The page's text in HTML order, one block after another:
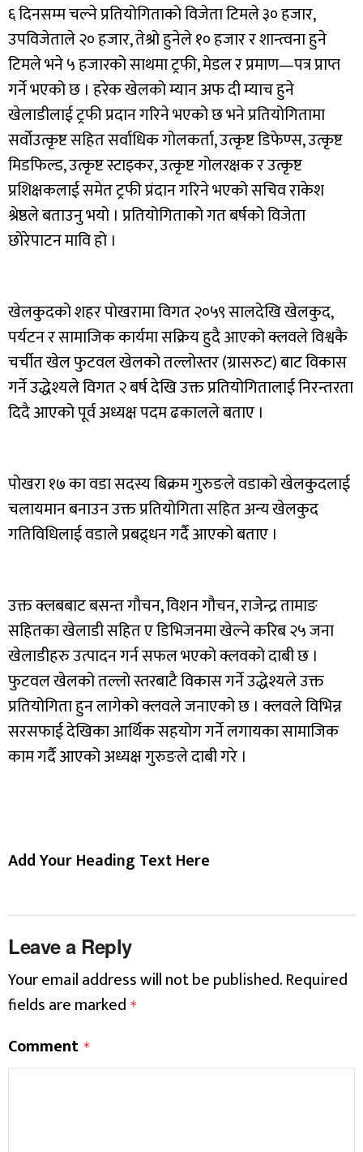
६ दिनसम्म चल्ने प्रतियोगिताको विजेता टिमले ३० हजार,
उपविजेताले २० हजार, तेश्रो हुनेले १० हजार र शान्त्वना हुने
टिमले भने ५ हजारको साथमा ट्रफी, मेडल र प्रमाण—पत्र प्राप्त
गर्ने भएको छ । हरेक खेलको म्यान अफ दी म्याच हुने
खेलाडीलाई ट्रफी प्रदान गरिने भएको छ भने प्रतियोगितामा
सर्वोउत्कृष्ट सहित सर्वाधिक गोलकर्ता, उत्कृष्ट डिफेण्स, उत्कृष्ट
मिडफिल्ड, उत्कृष्ट स्टाइकर, उत्कृष्ट गोलरक्षक र उत्कृष्ट
प्रशिक्षकलाई समेत ट्रफी प्रंदान गरिने भएको सचिव राकेश
श्रेष्ठले बताउनु भयो । प्रतियोगिताको गत बर्षको विजेता
छोरेपाटन मावि हो ।
खेलकुदको शहर पोखरामा विगत २०५९ सालदेखि खेलकुद,
पर्यटन र सामाजिक कार्यमा सक्रिय हुदै आएको क्लवले विश्वकै
चर्चीत खेल फुटवल खेलको तल्लोस्तर (ग्रासरुट) बाट विकास
गर्ने उद्धेश्यले विगत २ बर्ष देखि उक्त प्रतियोगितालाई निरन्तरता
दिदै आएको पूर्व अध्यक्ष पदम ढकालले बताए ।
पोखरा १७ का वडा सदस्य बिक्रम गुरुङले वडाको खेलकुदलाई
चलायमान बनाउन उक्त प्रतियोगिता सहित अन्य खेलकुद
गतिविधिलाई वडाले प्रबद्र्धन गर्दै आएको बताए ।
उक्त क्लबबाट बसन्त गौचन, विशन गौचन, राजेन्द्र तामाङ
सहितका खेलाडी सहित ए डिभिजनमा खेल्ने करिब २५ जना
खेलाडीहरु उत्पादन गर्न सफल भएको क्लवको दाबी छ ।
फुटवल खेलको तल्लो स्तरबाटै विकास गर्ने उद्धेश्यले उक्त
प्रतियोगिता हुन लागेको क्लवले जनाएको छ । क्लवले विभिन्न
सरसफाई देखिका आर्थिक सहयोग गर्ने लगायका सामाजिक
काम गर्दै आएको अध्यक्ष गुरुङले दाबी गरे ।
Add Your Heading Text Here
Leave a Reply
Your email address will not be published.Required
fields are marked *
Comment *